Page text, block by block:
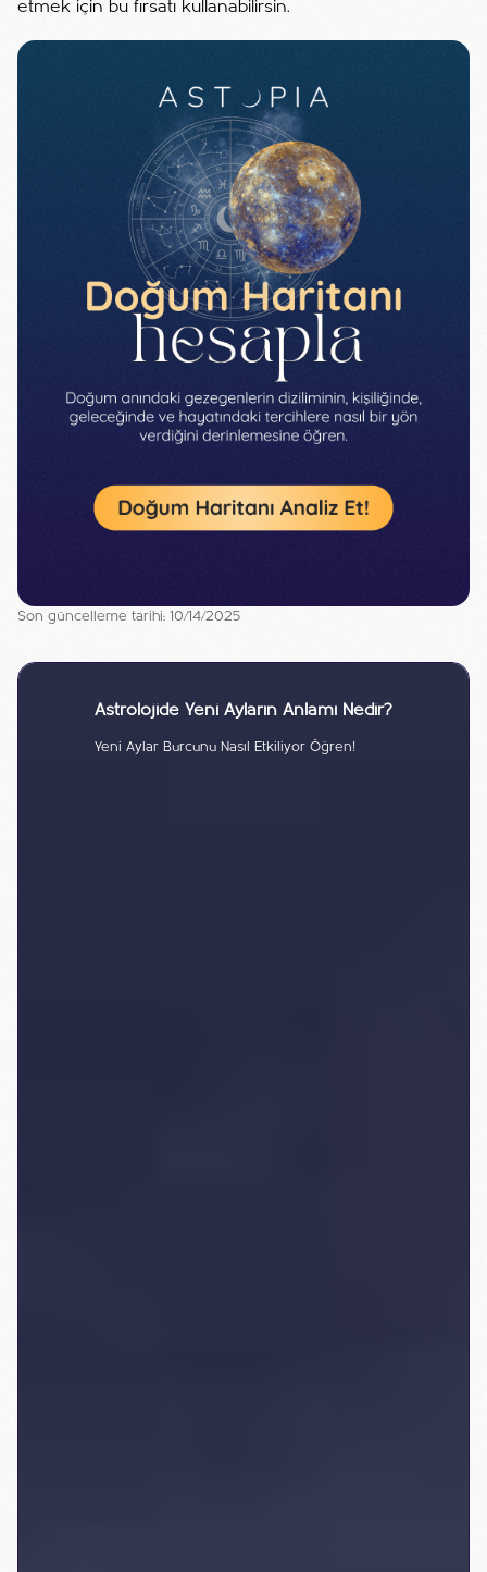
etmek için bu fırsatı kullanabilirsin.
Son güncelleme tarihi: 10/14/2025
Astrolojide Yeni Ayların Anlamı Nedir?
Yeni Aylar Burcunu Nasıl Etkiliyor Öğren!